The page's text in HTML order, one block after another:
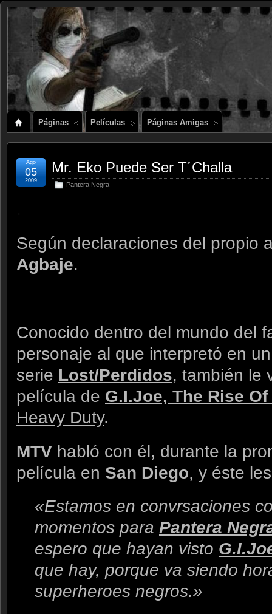
Páginas Películas Páginas Amigas
Mr. Eko Puede Ser T´Challa
Pantera Negra
Ago
05
2009
Según declaraciones del propio
Agbaje.
Conocido dentro del mundo del
personaje al que interpretó en
serie Lost/Perdidos, también le
película de G.I.Joe, The Rise
Heavy Duty.
MTV habló con él, durante la
película en San Diego, y éste
«Estamos en convrsaciones
momentos para Pantera
espero que hayan visto
que hay, porque va siendo
superheroes negros.»